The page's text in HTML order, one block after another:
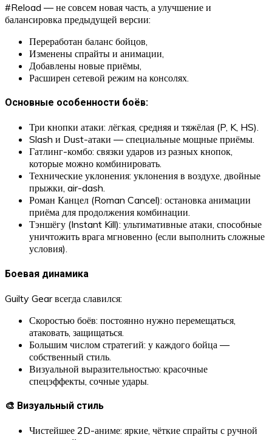
#Reload — не совсем новая часть, а улучшение и
балансировка предыдущей версии:
Переработан баланс бойцов,
Изменены спрайты и анимации,
Добавлены новые приёмы,
Расширен сетевой режим на консолях.
Основные особенности боёв:
Три кнопки атаки: лёгкая, средняя и тяжёлая (P, K, HS).
Slash и Dust-атаки — специальные мощные приёмы.
Гатлинг-комбо: связки ударов из разных кнопок,
которые можно комбинировать.
Технические уклонения: уклонения в воздухе, двойные
прыжки, air-dash.
Роман Канцел (Roman Cancel): остановка анимации
приёма для продолжения комбинации.
Тэншёгу (Instant Kill): ультимативные атаки, способные
уничтожить врага мгновенно (если выполнить сложные
условия).
Боевая динамика
Guilty Gear всегда славился:
Скоростью боёв: постоянно нужно перемещаться,
атаковать, защищаться.
Большим числом стратегий: у каждого бойца —
собственный стиль.
Визуальной выразительностью: красочные
спецэффекты, сочные удары.
🎨 Визуальный стиль
Чистейшее 2D-аниме: яркие, чёткие спрайты с ручной